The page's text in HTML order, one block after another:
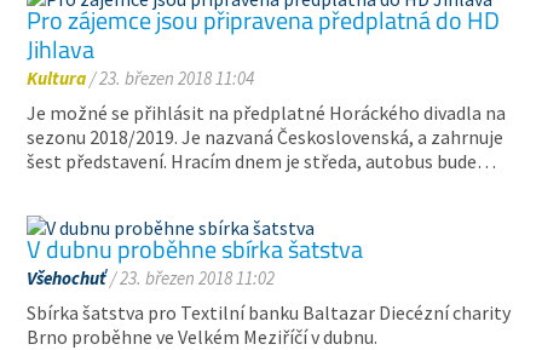
Pro zájemce jsou připravena předplatná do HD
Jihlava
Kultura/ 23. březen 2018 11:04
Je možné se přihlásit na předplatné Horáckého divadla na
sezonu 2018/2019. Je nazvaná Československá, a zahrnuje
šest představení. Hracím dnem je středa, autobus bude…
V dubnu proběhne sbírka šatstva
Všehochuť/ 23. březen 2018 11:02
Sbírka šatstva pro Textilní banku Baltazar Diecézní charity
Brno proběhne ve Velkém Meziříčí v dubnu.